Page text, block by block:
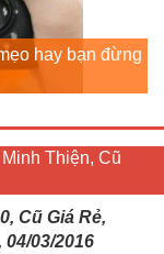
hay bạn đừng
Thiện, Cũ
Cũ Giá Rẻ,
03/2016